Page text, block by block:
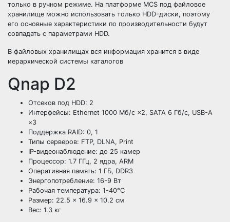
только в ручном режиме. На платформе MCS под файловое
хранилище можно использовать только HDD-диски, поэтому
его основные характеристики по производительности будут
совпадать с параметрами HDD.
В файловых хранилищах вся информация хранится в виде
иерархической системы каталогов
Qnap D2
Отсеков под HDD: 2
Интерфейсы: Ethernet 1000 Мб/с ×2, SATA 6 Гб/с, USB-A
×3
Поддержка RAID: 0, 1
Типы серверов: FTP, DLNA, Print
IP-видеонаблюдение: до 25 камер
Процессор: 1.7 ГГц, 2 ядра, ARM
Оперативная память: 1 ГБ, DDR3
Энергопотребление: 16-9 Вт
Рабочая температура: 1-40°C
Размер: 22.5 × 16.9 × 10.2 см
Вес: 1.3 кг